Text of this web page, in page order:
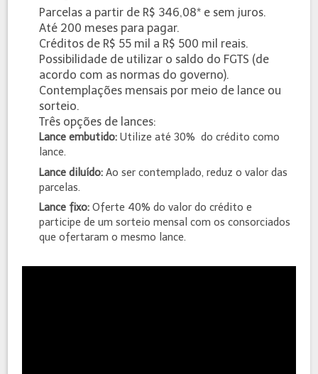
Parcelas a partir de R$ 346,08* e sem juros.
Até 200 meses para pagar.
Créditos de R$ 55 mil a R$ 500 mil reais.
Possibilidade de utilizar o saldo do FGTS (de
acordo com as normas do governo).
Contemplações mensais por meio de lance ou
sorteio.
Três opções de lances:
Lance embutido: Utilize até 30% do crédito como
lance.
Lance diluído: Ao ser contemplado, reduz o valor das
parcelas.
Lance fixo: Oferte 40% do valor do crédito e
participe de um sorteio mensal com os consorciados
que ofertaram o mesmo lance.